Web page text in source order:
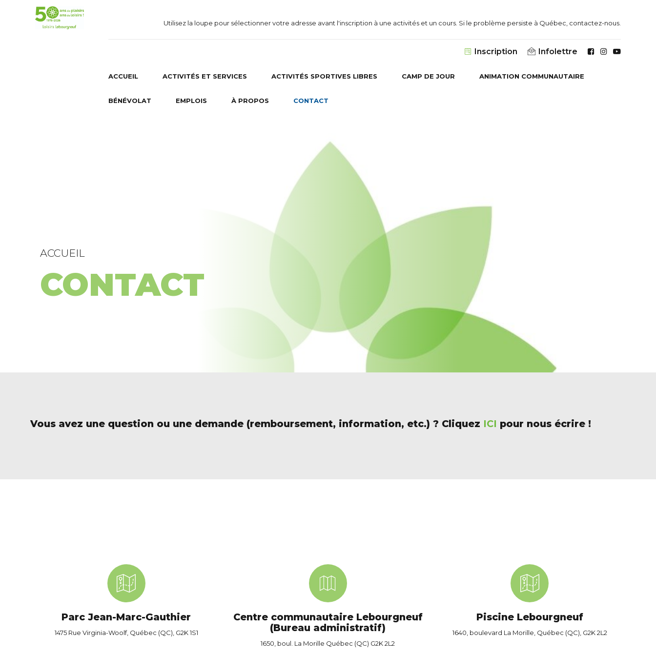
Utilisez la loupe pour sélectionner votre adresse avant l'inscription à une activités et un cours. Si le problème persiste à Québec, contactez-nous.
Inscription Infolettre
ACCUEIL ACTIVITÉS ET SERVICES ACTIVITÉS SPORTIVES LIBRES CAMP DE JOUR ANIMATION COMMUNAUTAIRE
BÉNÉVOLAT EMPLOIS À PROPOS CONTACT
ACCUEIL
CONTACT
Vous avez une question ou une demande (remboursement, information, etc.) ? Cliquez ICI pour nous écrire !
Parc Jean-Marc-Gauthier
1475 Rue Virginia-Woolf, Québec (QC), G2K 1S1
Centre communautaire Lebourgneuf
(Bureau administratif)
1650, boul. La Morille Québec (QC) G2K 2L2
Piscine Lebourgneuf
1640, boulevard La Morille, Québec (QC), G2K 2L2